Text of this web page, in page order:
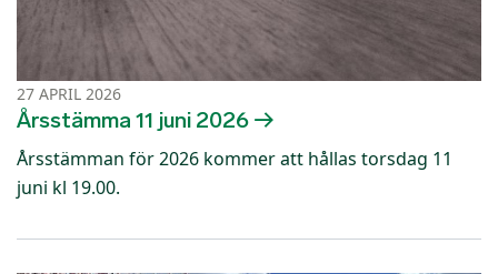
27 APRIL 2026
Årsstämma 11 juni 2026
Årsstämman för 2026 kommer att hållas torsdag 11
juni kl 19.00.